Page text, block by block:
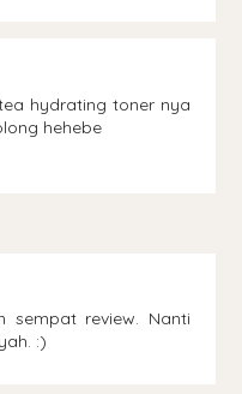
hydrating toner nya
hehebe
sempat review. Nanti
:)